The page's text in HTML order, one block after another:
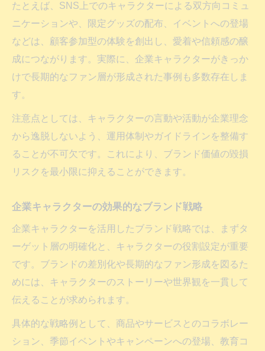
たとえば、SNS上でのキャラクターによる双方向コミュ
ニケーションや、限定グッズの配布、イベントへの登場
などは、顧客参加型の体験を創出し、愛着や信頼感の醸
成につながります。実際に、企業キャラクターがきっか
けで長期的なファン層が形成された事例も多数存在しま
す。
注意点としては、キャラクターの言動や活動が企業理念
から逸脱しないよう、運用体制やガイドラインを整備す
ることが不可欠です。これにより、ブランド価値の毀損
リスクを最小限に抑えることができます。
企業キャラクターの効果的なブランド戦略
企業キャラクターを活用したブランド戦略では、まずタ
ーゲット層の明確化と、キャラクターの役割設定が重要
です。ブランドの差別化や長期的なファン形成を図るた
めには、キャラクターのストーリーや世界観を一貫して
伝えることが求められます。
具体的な戦略例として、商品やサービスとのコラボレー
ション、季節イベントやキャンペーンへの登場、教育コ